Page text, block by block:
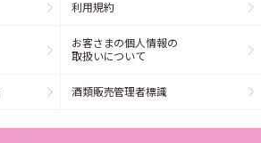
利用規約
お客さまの個人情報の
取扱いについて
酒類販売管理者標識